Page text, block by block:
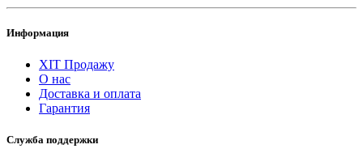
Информация
ХІТ Продажу
О нас
Доставка и оплата
Гарантия
Служба поддержки